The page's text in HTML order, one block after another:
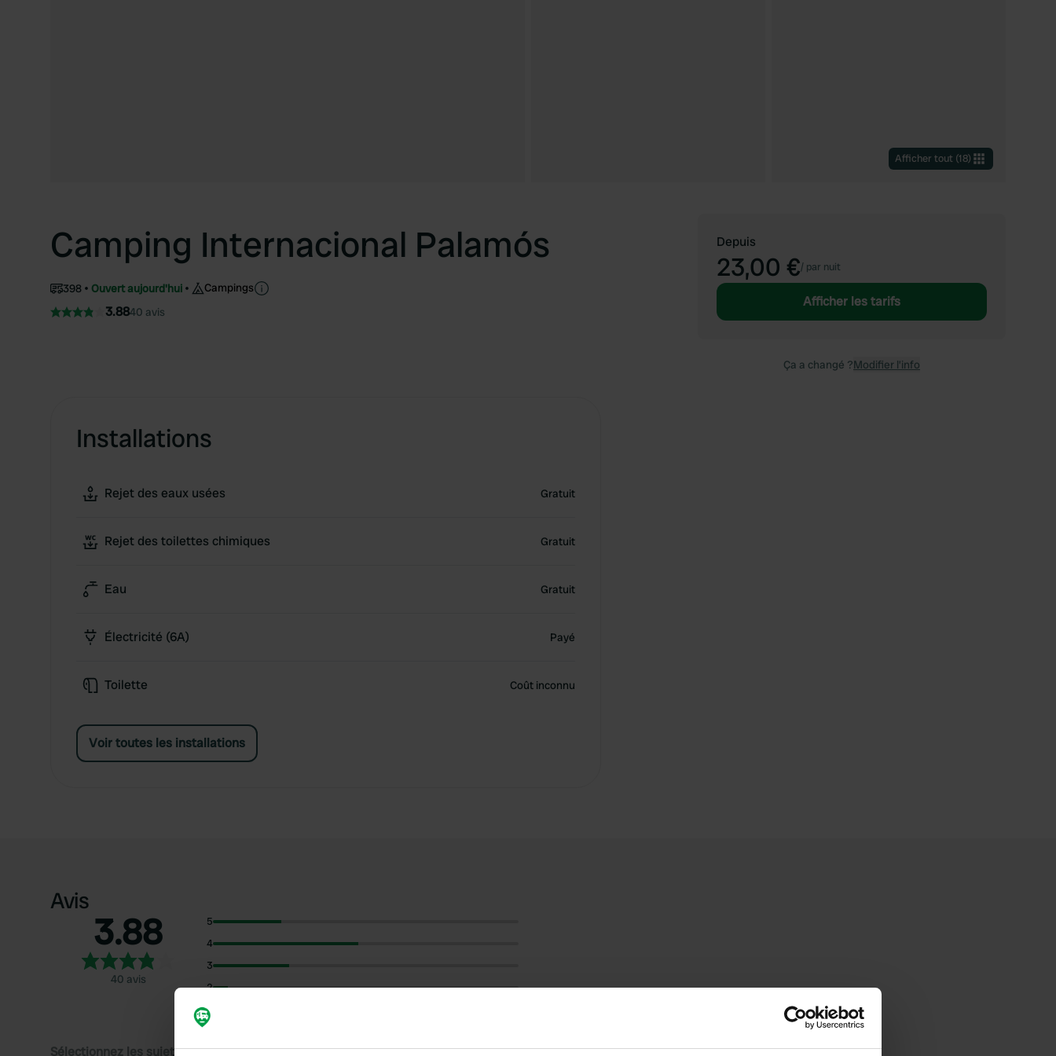
Afficher tout (18)
Camping Internacional Palamós
398 Ouvert aujourd'hui Campings
3.8840 avis
Installations
Rejet des eaux usées Gratuit
Rejet des toilettes chimiques Gratuit
Eau Gratuit
Électricité (6A) Payé
Toilette Coût inconnu
Voir toutes les installations
Depuis
23,00 €/ par nuit
Afficher les tarifs
Ça a changé ?Modifier l’info
Avis
3.88
40 avis
5
4
3
2
1
Sélectionnez les sujets pour lire les critiques :